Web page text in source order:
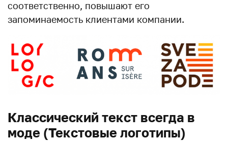
соответственно, повышают его
запоминаемость клиентами компании.
Классический текст всегда в
моде (Текстовые логотипы)